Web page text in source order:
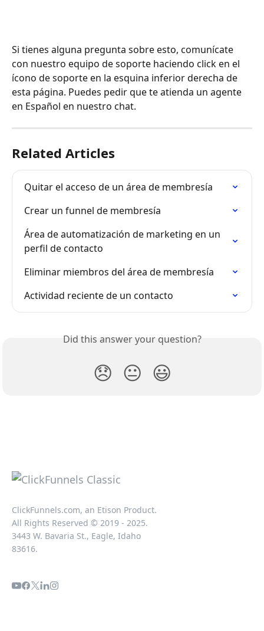
Si tienes alguna pregunta sobre esto, comunícate
con nuestro equipo de soporte haciendo click en el
ícono de soporte en la esquina inferior derecha de
esta página. Puedes pedir que te atienda un agente
en Español en nuestro chat.
Related Articles
Quitar el acceso de un área de membresía
Crear un funnel de membresía
Área de automatización de marketing en un
perfil de contacto
Eliminar miembros del área de membresía
Actividad reciente de un contacto
Did this answer your question?
😞 😐 😃
ClickFunnels.com, an Etison Product.
All Rights Reserved © 2019 - 2025.
3443 W. Bavaria St., Eagle, Idaho
83616.